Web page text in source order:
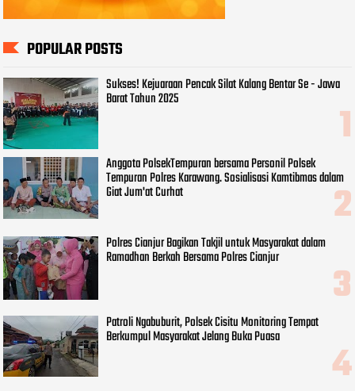
POPULAR POSTS
Sukses! Kejuaraan Pencak Silat Kalang Bentar Se - Jawa
Barat Tahun 2025
Anggota PolsekTempuran bersama Personil Polsek
Tempuran Polres Karawang. Sosialisasi Kamtibmas dalam
Giat Jum'at Curhat
Polres Cianjur Bagikan Takjil untuk Masyarakat dalam
Ramadhan Berkah Bersama Polres Cianjur
Patroli Ngabuburit, Polsek Cisitu Monitoring Tempat
Berkumpul Masyarakat Jelang Buka Puasa